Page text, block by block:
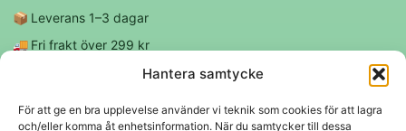
Hantera samtycke
För att ge en bra upplevelse använder vi teknik som cookies för att lagra
och/eller komma åt enhetsinformation. När du samtycker till dessa
📦 Leverans 1–3 dagar
🚚 Fri frakt över 299 kr